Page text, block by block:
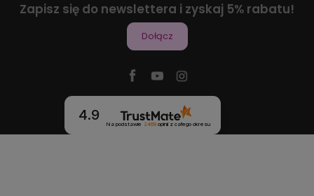
Zapisz się do newslettera i zyskaj 5% rabatu!
Dołącz
4.9
Na podstawie 2469opinii z całego okresu